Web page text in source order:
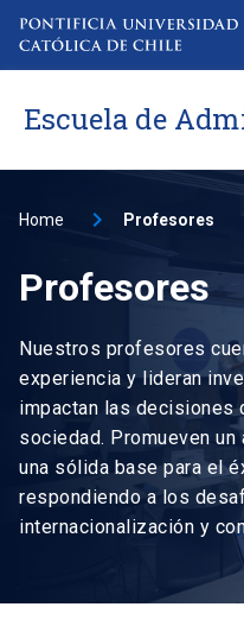
Escuela de
Home Profesores
Profesores
Nuestros profesores
experiencia y lideran
impactan las
sociedad. Promueven
una sólida base para el
respondiendo a los
internacionalización y